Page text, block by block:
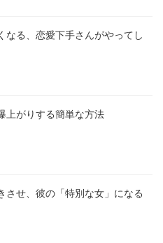
なる、恋愛下手さんがやってし
上がりする簡単な方法
させ、彼の「特別な女」になる